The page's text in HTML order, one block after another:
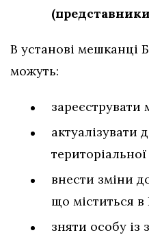
(представники
В установі мешканці
можуть:
актуалізувати
внести зміни
що міститься в
зняти особу